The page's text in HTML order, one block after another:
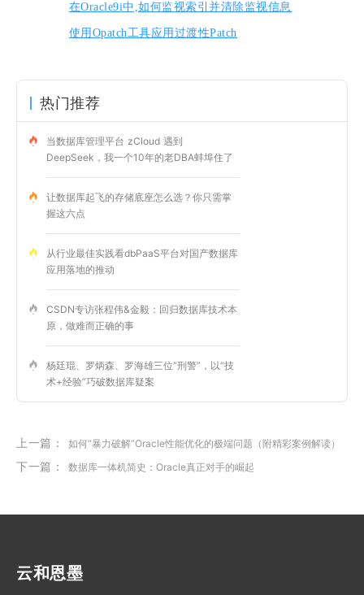
在Oracle9i中,如何监视索引并清除监视信息
使用Opatch工具应用过渡性Patch
热门推荐
当数据库管理平台 zCloud 遇到
DeepSeek，我一个10年的老DBA蚌埠住了
让数据库起飞的存储底座怎么选？你只需掌
握这六点
从行业最佳实践看dbPaaS平台对国产数据库
应用落地的推动
CSDN专访张程伟&金毅：回归数据库技术本
原，做难而正确的事
杨廷琨、罗炳森、罗海雄三位“刑警”，以“技
术+经验”巧破数据库疑案
上一篇： 如何“暴力破解”Oracle性能优化的极端问题（附精彩案例解读）
下一篇： 数据库一体机简史：Oracle真正对手的崛起
云和恩墨